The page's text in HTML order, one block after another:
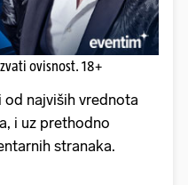
ovisnost. 18+
najviših vrednota
i uz prethodno
stranaka.